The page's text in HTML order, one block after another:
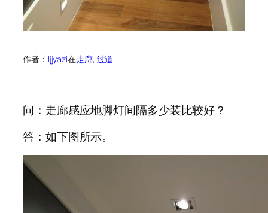
作者： ljjyazi在走廊, 过道
问：走廊感应地脚灯间隔多少装比较好？
答：如下图所示。